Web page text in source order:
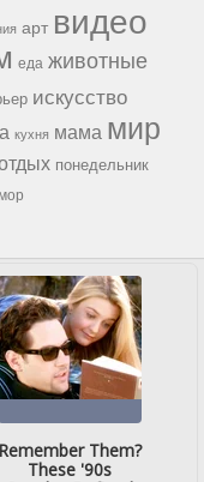
арт видео
еда животные
искусство
кухня мама мир
понедельник